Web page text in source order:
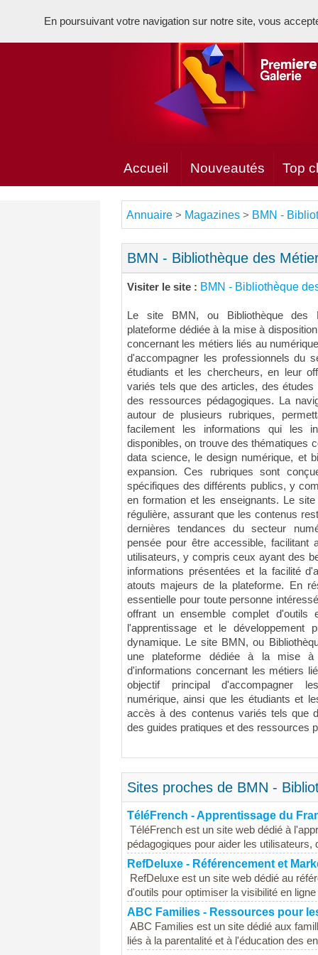
Accueil Nouveautés Top
Annuaire > Magazines > BMN -
BMN - Bibliothèque des
Visiter le site : BMN - Bibliothèque
Le site BMN, ou Bibliothèque des
plateforme dédiée à la mise à
concernant les métiers liés au
d'accompagner les professionnels du
étudiants et les chercheurs, en leur
variés tels que des articles, des
des ressources pédagogiques. La
autour de plusieurs rubriques,
facilement les informations qui les
disponibles, on trouve des thématiques
data science, le design numérique, et
expansion. Ces rubriques sont
spécifiques des différents publics, y
en formation et les enseignants. Le
régulière, assurant que les contenus
dernières tendances du secteur
pensée pour être accessible, facilitant
utilisateurs, y compris ceux ayant des
informations présentées et la facilité
atouts majeurs de la plateforme. En
essentielle pour toute personne
offrant un ensemble complet d'outils
l'apprentissage et le développement
dynamique. Le site BMN, ou
une plateforme dédiée à la mise à
d'informations concernant les métiers
objectif principal d'accompagner
numérique, ainsi que les étudiants et
accès à des contenus variés tels que
des guides pratiques et des ressources
Sites proches de BMN -
TéléFrench - Apprentissage du
TéléFrench est un site web dédié à
pédagogiques pour aider les utilisateurs,
RefDeluxe - Référencement et
RefDeluxe est un site web dédié au
d'outils pour optimiser la visibilité en
ABC Families - Ressources pour
ABC Families est un site dédié aux
liés à la parentalité et à l'éducation des
En poursuivant votre navigation sur notre site, vous